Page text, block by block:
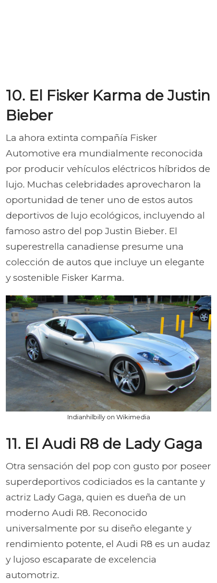
10. El Fisker Karma de Justin
Bieber
La ahora extinta compañía Fisker
Automotive era mundialmente reconocida
por producir vehículos eléctricos híbridos de
lujo. Muchas celebridades aprovecharon la
oportunidad de tener uno de estos autos
deportivos de lujo ecológicos, incluyendo al
famoso astro del pop Justin Bieber. El
superestrella canadiense presume una
colección de autos que incluye un elegante
y sostenible Fisker Karma.
Indianhilbilly on Wikimedia
11. El Audi R8 de Lady Gaga
Otra sensación del pop con gusto por poseer
superdeportivos codiciados es la cantante y
actriz Lady Gaga, quien es dueña de un
moderno Audi R8. Reconocido
universalmente por su diseño elegante y
rendimiento potente, el Audi R8 es un audaz
y lujoso escaparate de excelencia
automotriz.